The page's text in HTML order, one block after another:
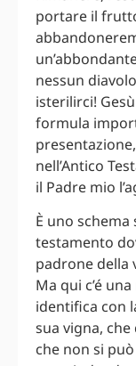
portare il
nessun
isterilirci!
formula
nell’Antico
il Padre mio
È uno schema
testamento
padrone della
Ma qui c’é
identifica con
sua vigna, che
che non si